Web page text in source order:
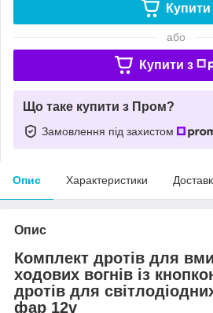
Купити
або
Купити з
Що таке купити з Пром?
Замовлення під захистом
Опис Характеристики
Опис
Комплект дротів для
ходових вогнів із
дротів для
фар 12v